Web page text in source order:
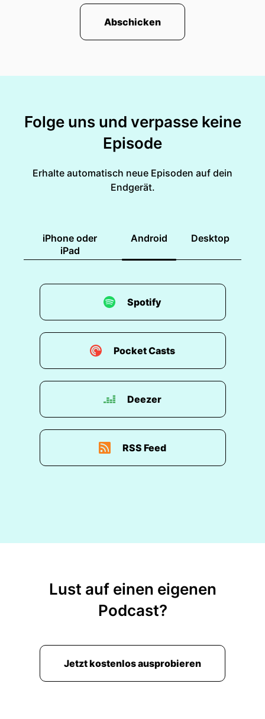
Abschicken
Folge uns und verpasse keine
Episode
Erhalte automatisch neue Episoden auf dein
Endgerät.
iPhone oder
iPad
Android Desktop
Spotify
Pocket Casts
Deezer
RSS Feed
Lust auf einen eigenen
Podcast?
Jetzt kostenlos ausprobieren